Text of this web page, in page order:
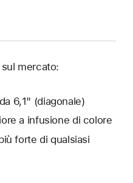
mercato:
6,1" (diagonale)
a infusione di colore
forte di qualsiasi